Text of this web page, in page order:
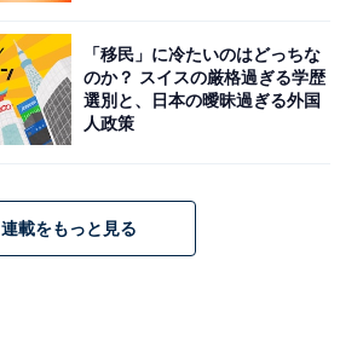
「移民」に冷たいのはどっちな
のか？ スイスの厳格過ぎる学歴
選別と、日本の曖昧過ぎる外国
人政策
連載をもっと見る